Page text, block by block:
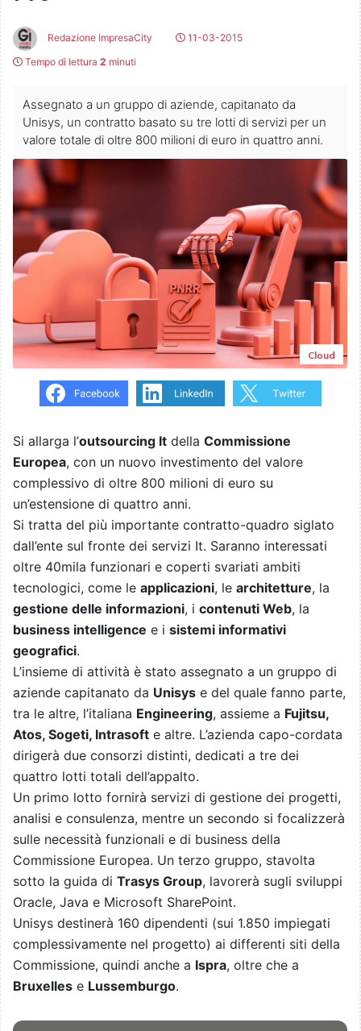
Redazione ImpresaCity
11-03-2015
Tempo di lettura 2 minuti
Assegnato a un gruppo di aziende, capitanato da
Unisys, un contratto basato su tre lotti di servizi per un
valore totale di oltre 800 milioni di euro in quattro anni.
Cloud
Si allarga l’outsourcing It della Commissione
Europea, con un nuovo investimento del valore
complessivo di oltre 800 milioni di euro su
un’estensione di quattro anni.
Si tratta del più importante contratto-quadro siglato
dall’ente sul fronte dei servizi It. Saranno interessati
oltre 40mila funzionari e coperti svariati ambiti
tecnologici, come le applicazioni, le architetture, la
gestione delle informazioni, i contenuti Web, la
business intelligence e i sistemi informativi
geografici.
L’insieme di attività è stato assegnato a un gruppo di
aziende capitanato da Unisys e del quale fanno parte,
tra le altre, l’italiana Engineering, assieme a Fujitsu,
Atos, Sogeti, Intrasoft e altre. L’azienda capo-cordata
dirigerà due consorzi distinti, dedicati a tre dei
quattro lotti totali dell’appalto.
Un primo lotto fornirà servizi di gestione dei progetti,
analisi e consulenza, mentre un secondo si focalizzerà
sulle necessità funzionali e di business della
Commissione Europea. Un terzo gruppo, stavolta
sotto la guida di Trasys Group, lavorerà sugli sviluppi
Oracle, Java e Microsoft SharePoint.
Unisys destinerà 160 dipendenti (sui 1.850 impiegati
complessivamente nel progetto) ai differenti siti della
Commissione, quindi anche a Ispra, oltre che a
Bruxelles e Lussemburgo.